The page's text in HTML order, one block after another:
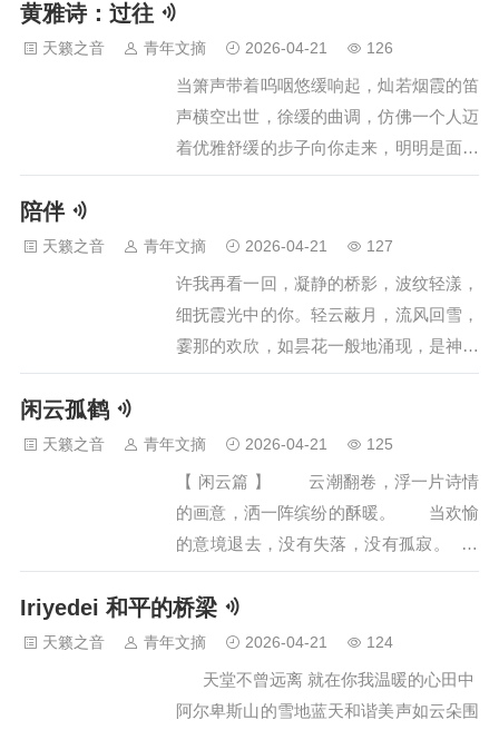
几朵浮云 装点生命的葱 绿 最早的呼吸 穿越动人的绮丽 最初的
美丽 就在这里 故乡 啊~~~ 故----乡 我&nb…
黄雅诗：过往
天籁之音 青年文摘 2026-04-21 126
当箫声带着呜咽悠缓响起，灿若烟霞的笛
声横空出世，徐缓的曲调，仿佛一个人迈
着优雅舒缓的步子向你走来，明明是面带
微笑，明明脸上洋溢着青春飞扬的光彩，
琴弦的敲击，仿佛每一步都踏在心上。那
是繁华落尽后的萧索，恍若看遍了春日的
烟丝醉软，看厌了夏日的浓荫芳华，只在
秋日深山，红叶厚厚的积了满地，独自站
却已心字成灰。扬琴宛若潺潺流水，伴…
陪伴
天籁之音 青年文摘 2026-04-21 127
许我再看一回，凝静的桥影，波纹轻漾，
细抚霞光中的你。轻云蔽月，流风回雪，
霎那的欢欣，如昙花一般地涌现，是神明
的安排，是命运的呼唤，是你，将这一片
神秘的幽魅里。作一场幽魅的梦靥，我将
永远依洄在你的温纯里深深迷醉。你愿
否？愿否风霜雨雪，徐步现在未来？你愿
否？愿否来世今生，蹁跹天上人间？如果
自断双脚，化为鱼。如果沉寂在无边的黑
蒙昧，净化我的一切吧，让我在神圣之…
闲云孤鹤
天籁之音 青年文摘 2026-04-21 125
【 闲云篇 】 云潮翻卷，浮一片诗情
的画意，洒一阵缤纷的酥暖。 当欢愉
的意境退去，没有失落，没有孤寂。
依然悠悠的飘着，是否此刻，真的是心如
菩提？ 喜欢独自一人，去感受…
Iriyedei 和平的桥梁
天籁之音 青年文摘 2026-04-21 124
天堂不曾远离 就在你我温暖的心田中
阿尔卑斯山的雪地蓝天和谐美声如云朵围